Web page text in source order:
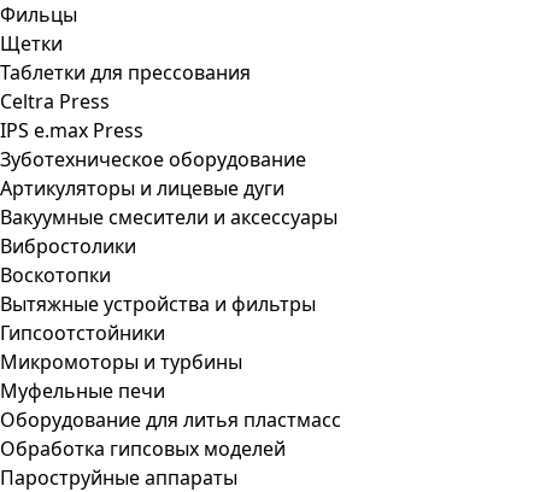
Фильцы
Щетки
Таблетки для прессования
Celtra Press
IPS e.max Press
Зуботехническое оборудование
Артикуляторы и лицевые дуги
Вакуумные смесители и аксессуары
Вибростолики
Воскотопки
Вытяжные устройства и фильтры
Гипсоотстойники
Микромоторы и турбины
Муфельные печи
Оборудование для литья пластмасс
Обработка гипсовых моделей
Пароструйные аппараты